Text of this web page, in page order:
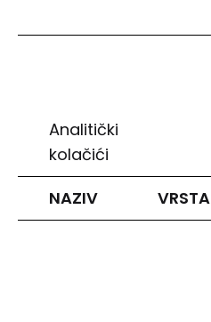
Analitički
kolačići
NAZIV
VRSTA